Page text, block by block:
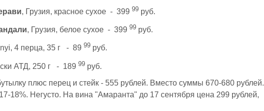
, Грузия, красное сухое - 399 99руб.
, Грузия, белое сухое - 399 99руб.
4 перца, 35 г - 89 99руб.
АТД, 250 г - 189 99руб.
плюс перец и стейк - 555 рублей. Вместо суммы 670-680 рублей.
18%. Негусто. На вина "Амаранта" до 17 сентября цена 299 рублей,